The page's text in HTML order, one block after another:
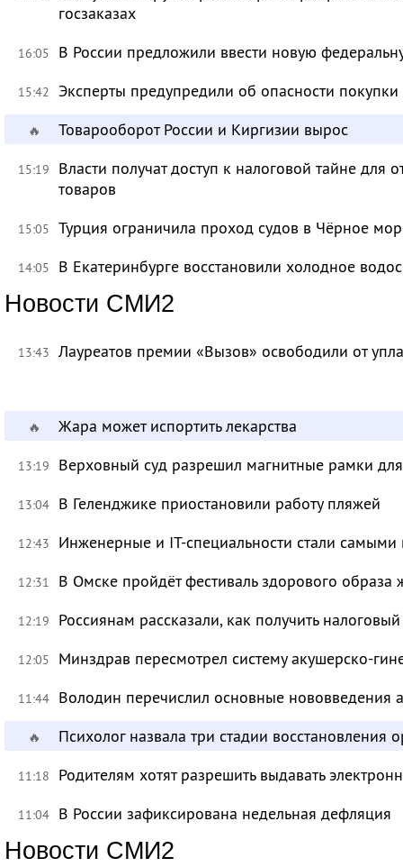
госзаказах
16:05 В России предложили ввести новую
15:42 Эксперты предупредили об опасности
🔥 Товарооборот России и Киргизии вырос
15:19
Власти получат доступ к налоговой тайне для
товаров
15:05 Турция ограничила проход судов в Чёрное
14:05 В Екатеринбурге восстановили холодное
Новости СМИ2
13:43 Лауреатов премии «Вызов» освободили от
🔥 Жара может испортить лекарства
13:19 Верховный суд разрешил магнитные рамки
13:04 В Геленджике приостановили работу пляжей
12:43 Инженерные и IT-специальности стали
12:31 В Омске пройдёт фестиваль здорового
12:19 Россиянам рассказали, как получить
12:05 Минздрав пересмотрел систему акушерско-
11:44 Володин перечислил основные нововведения
🔥 Психолог назвала три стадии восстановления
11:18 Родителям хотят разрешить выдавать
11:04 В России зафиксирована недельная дефляция
Новости СМИ2